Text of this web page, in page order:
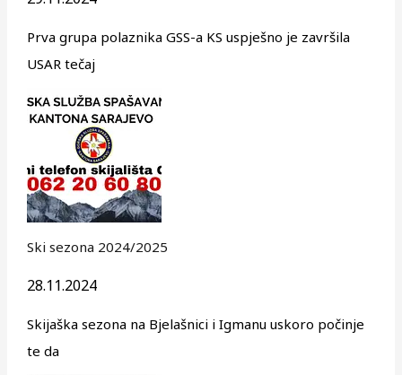
Prva grupa polaznika GSS-a KS uspješno je završila
USAR tečaj
Ski sezona 2024/2025
28.11.2024
Skijaška sezona na Bjelašnici i Igmanu uskoro počinje
te da